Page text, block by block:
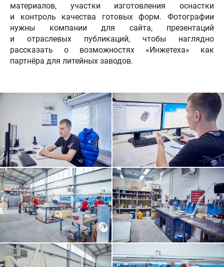
материалов, участки изготовления оснастки
и контроль качества готовых форм. Фотографии
нужны компании для сайта, презентаций
и отраслевых публикаций, чтобы наглядно
рассказать о возможностях «Инжетеха» как
партнёра для литейных заводов.